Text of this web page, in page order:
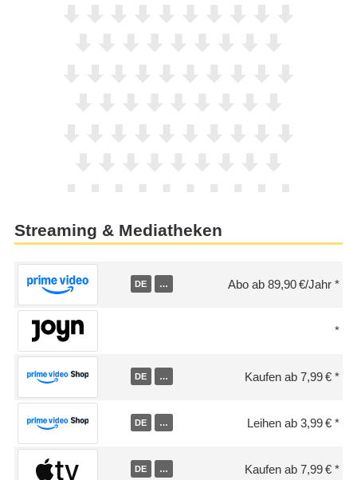
Streaming & Mediatheken
DE … Abo ab 89,90 €/Jahr
DE … Kaufen ab 7,99 €
DE … Leihen ab 3,99 €
DE … Kaufen ab 7,99 €